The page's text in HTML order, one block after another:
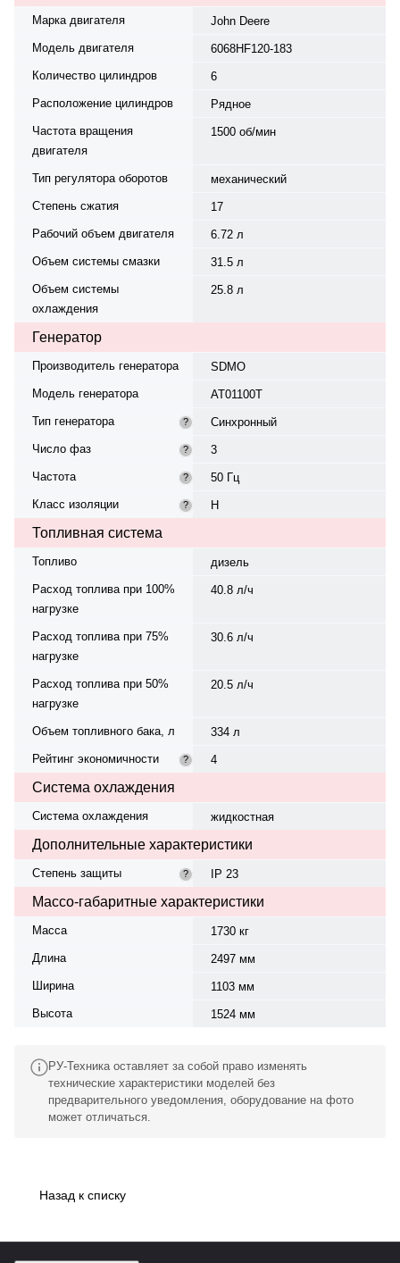
Марка двигателя
John Deere
Модель двигателя
6068HF120-183
Количество цилиндров
6
Расположение цилиндров
Рядное
Частота вращения
двигателя
1500 об/мин
Тип регулятора оборотов
механический
Степень сжатия
17
Рабочий объем двигателя
6.72 л
Объем системы смазки
31.5 л
Объем системы
охлаждения
25.8 л
Генератор
Производитель генератора
SDMO
Модель генератора
AT01100T
Тип генератора
?
Синхронный
Число фаз
?
3
Частота
?
50 Гц
Класс изоляции
? H
Топливная система
Топливо
дизель
Расход топлива при 100%
нагрузке
40.8 л/ч
Расход топлива при 75%
нагрузке
30.6 л/ч
Расход топлива при 50%
нагрузке
20.5 л/ч
Объем топливного бака, л
334 л
Рейтинг экономичности
? 4
Система охлаждения
Система охлаждения жидкостная
Дополнительные характеристики
Степень защиты ? IP 23
Массо-габаритные характеристики
Масса
1730 кг
Длина
2497 мм
Ширина
1103 мм
Высота
1524 мм
РУ-Техника оставляет за собой право изменять
технические характеристики моделей без
предварительного уведомления, оборудование на фото
может отличаться.
Назад к списку